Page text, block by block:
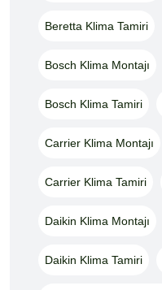
Beretta Klima Tamiri
Bosch Klima Montajı
Bosch Klima Tamiri
Carrier Klima Montajı
Carrier Klima Tamiri
Daikin Klima Montajı
Daikin Klima Tamiri